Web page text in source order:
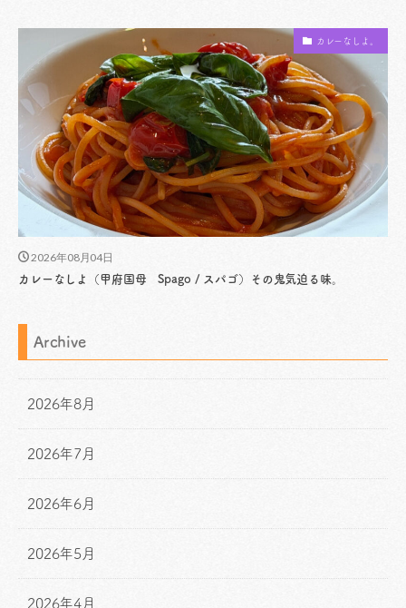
カレーなしよ。
2026年08月04日
カレーなしよ（甲府国母 Spago / スパゴ）その鬼気迫る味。
Archive
2026年8月
2026年7月
2026年6月
2026年5月
2026年4月